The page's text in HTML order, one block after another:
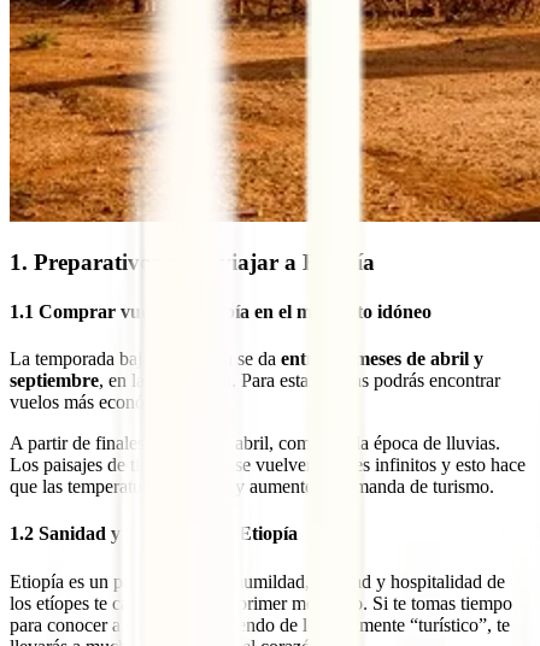
1. Preparativos para viajar a Etiopía
1.1 Comprar vuelos a Etiopía en el momento idóneo
La temporada baja en Etiopía se da entre los meses de abril y
septiembre, en la época seca. Para estas fechas podrás encontrar
vuelos más económicos.
A partir de finales del mes de abril, comienza la época de lluvias.
Los paisajes de tierras rojizas se vuelven verdes infinitos y esto hace
que las temperaturas mejoren y aumente la demanda de turismo.
1.2 Sanidad y Seguridad en Etiopía
Etiopía es un país seguro. La humildad, bondad y hospitalidad de
los etíopes te cautiva desde el primer momento. Si te tomas tiempo
para conocer a sus gentes, saliendo de lo meramente “turístico”, te